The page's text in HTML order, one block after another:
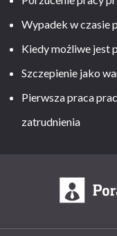
Wypadek w czasie
Kiedy możliwe jest
Szczepienie jako
Pierwsza praca
zatrudnienia